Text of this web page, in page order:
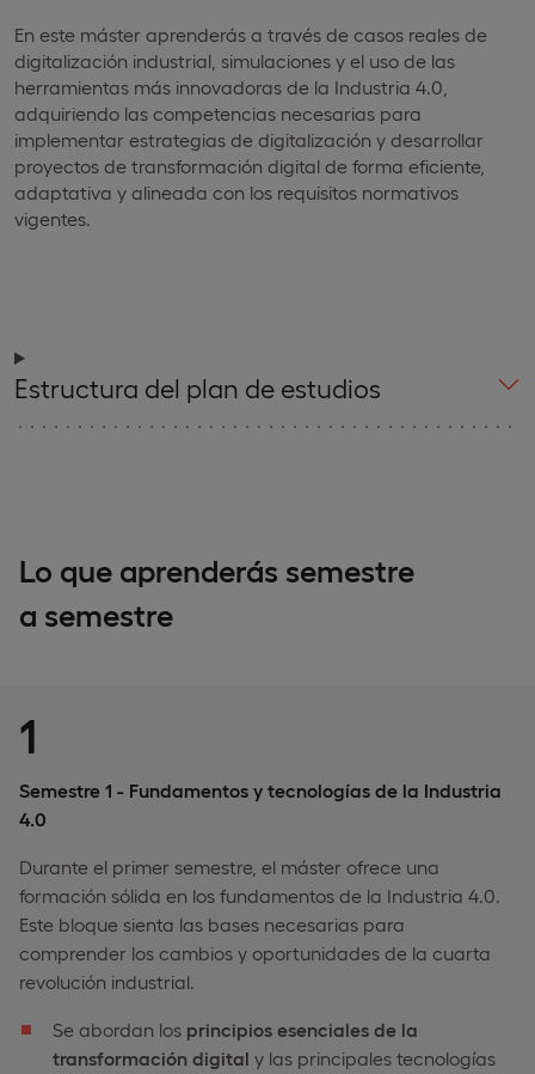
En este máster aprenderás a través de casos reales de
digitalización industrial, simulaciones y el uso de las
herramientas más innovadoras de la Industria 4.0,
adquiriendo las competencias necesarias para
implementar estrategias de digitalización y desarrollar
proyectos de transformación digital de forma eficiente,
adaptativa y alineada con los requisitos normativos
vigentes.
Estructura del plan de estudios
Lo que aprenderás semestre
a semestre
1
Semestre 1 - Fundamentos y tecnologías de la Industria
4.0
Durante el primer semestre, el máster ofrece una
formación sólida en los fundamentos de la Industria 4.0.
Este bloque sienta las bases necesarias para
comprender los cambios y oportunidades de la cuarta
revolución industrial.
Se abordan los principios esenciales de la
transformación digital y las principales tecnologías